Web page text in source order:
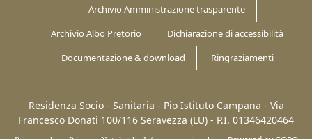
Archivio Amministrazione trasparente
Archivio Albo Pretorio
Dichiarazione di accessibilità
Documentazione & download
Ringraziamenti
Residenza Socio - Sanitaria - Pio Istituto Campana - Via
Francesco Donati 100/116 Seravezza (LU) - P.I. 01346420464